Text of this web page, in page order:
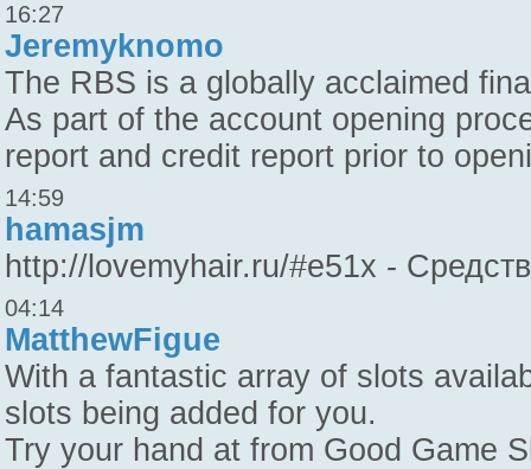
16:27
Jeremyknomo
The RBS is a globally acclaimed
As part of the account opening
report and credit report prior to
14:59
hamasjm
http://lovemyhair.ru/#e51x -
04:14
MatthewFigue
With a fantastic array of slots
slots being added for you.
Try your hand at from Good Game